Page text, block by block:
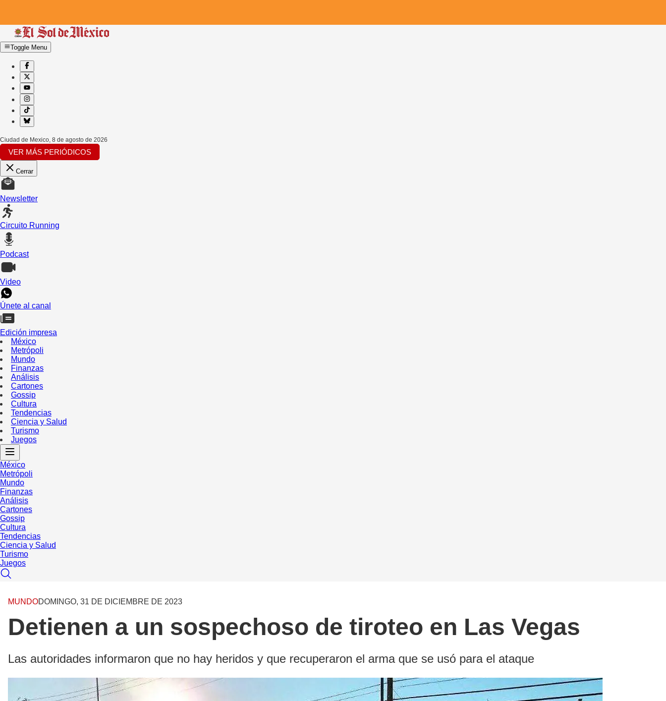
Toggle Menu
Ciudad de Mexico, 8 de agosto de 2026
VER MÁS PERIÓDICOS
Cerrar
Newsletter
Circuito Running
Podcast
Video
Únete al canal
Edición impresa
México
Metrópoli
Mundo
Finanzas
Análisis
Cartones
Gossip
Cultura
Tendencias
Ciencia y Salud
Turismo
Juegos
México
Metrópoli
Mundo
Finanzas
Análisis
Cartones
Gossip
Cultura
Tendencias
Ciencia y Salud
Turismo
Juegos
MUNDODOMINGO, 31 DE DICIEMBRE DE 2023
Detienen a un sospechoso de tiroteo en Las Vegas
Las autoridades informaron que no hay heridos y que recuperaron el arma que se usó para el ataque